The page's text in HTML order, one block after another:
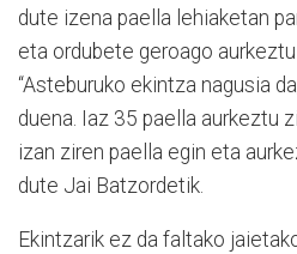
dute izena paella lehiaketan
eta ordubete geroago
“Asteburuko ekintza nagusia
duena. Iaz 35 paella aurkeztu
izan ziren paella egin eta
dute Jai Batzordetik.
Ekintzarik ez da faltako